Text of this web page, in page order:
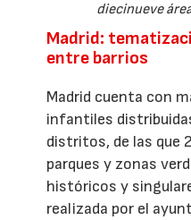
diecinueve
Madrid:
entre barrios
Madrid cuenta con
infantiles
distritos, de las que
parques y zonas
históricos y
realizada por el